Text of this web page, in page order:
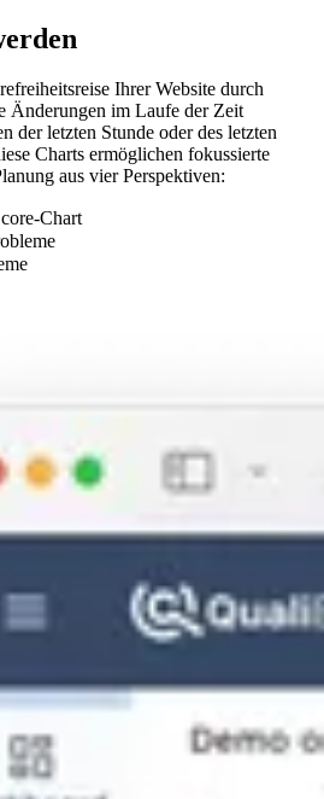
Ihrer Website durch
Änderungen im Laufe der Zeit
der letzten Stunde oder des letzten
Charts ermöglichen fokussierte
aus vier Perspektiven:
Chart